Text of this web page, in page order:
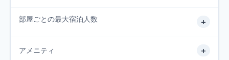
部屋ごとの最大宿泊人数 +
アメニティ +